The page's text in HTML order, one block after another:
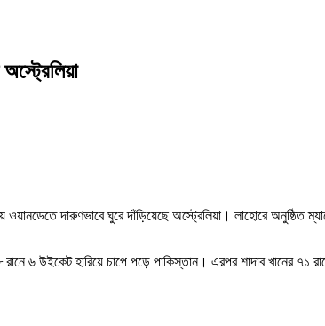
ওয়ানডেতে দারুণভাবে ঘুরে দাঁড়িয়েছে অস্ট্রেলিয়া। লাহোরে
৬ উইকেট হারিয়ে চাপে পড়ে পাকিস্তান। এরপর শাদাব খানের ৭১